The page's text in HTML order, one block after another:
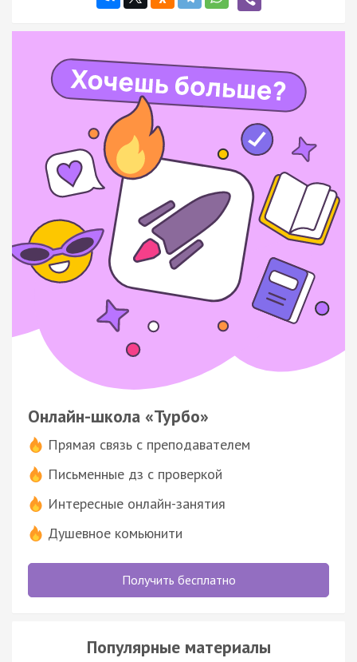
Онлайн-школа «Турбо»
Прямая связь с преподавателем
Письменные дз с проверкой
Интересные онлайн-занятия
Душевное комьюнити
Получить бесплатно
Популярные материалы